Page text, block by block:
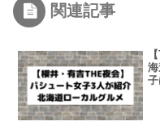
関連記事
子